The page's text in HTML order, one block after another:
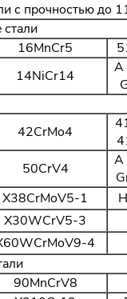
с прочностью до
16MnCr5
14NiCr14
A
42CrMo4
50CrV4
A
X38CrMoV5-1
X30WCrV5-3
4
90MnCrV8